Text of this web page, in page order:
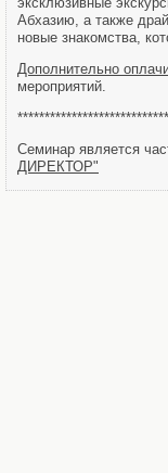
Абхазию, а также
новые знакомства,
Дополнительно
мероприятий.
Семинар является
ДИРЕКТОР"